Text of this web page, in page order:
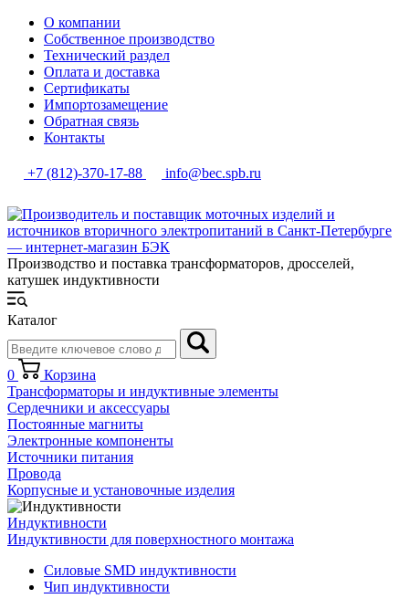
О компании
Собственное производство
Технический раздел
Оплата и доставка
Сертификаты
Импортозамещение
Обратная связь
Контакты
+7 (812)-370-17-88 info@bec.spb.ru
Производство и поставка трансформаторов, дросселей,
катушек индуктивности
Каталог
0
Корзина
Трансформаторы и индуктивные элементы
Сердечники и аксессуары
Постоянные магниты
Электронные компоненты
Источники питания
Провода
Корпусные и установочные изделия
Индуктивности
Индуктивности для поверхностного монтажа
Силовые SMD индуктивности
Чип индуктивности